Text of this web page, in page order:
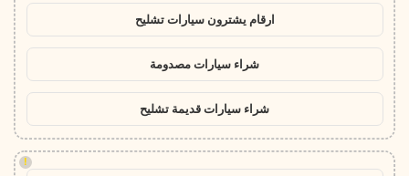
ارقام يشترون سيارات تشليح
شراء سيارات مصدومة
شراء سيارات قديمة تشليح
!